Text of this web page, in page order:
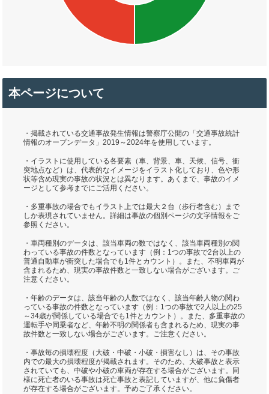
本ページについて
・掲載されている交通事故発生情報は警察庁公開の「交通事故統計
情報のオープンデータ」2019～2024年を使用しています。
・イラストに使用している各要素（車、背景、車、天候、信号、衝
突地点など）は、代表的なイメージをイラスト化しており、色や形
状等含め現実の事故の状況とは異なります。あくまで、事故のイメ
ージとして参考までにご活用ください。
・多重事故の場合でもイラスト上では最大２台（歩行者含む）まで
しか表現されていません。詳細は事故の個別ページの文字情報をご
参照ください。
・車両種別のデータは、該当車両の数ではなく、該当車両種別の関
わっている事故の件数となっています（例：1つの事故で2台以上の
普通自動車が衝突した場合でも1件とカウント）。また、不明車両が
含まれるため、現実の事故件数と一致しない場合がございます。ご
注意ください。
・年齢のデータは、該当年齢の人数ではなく、該当年齢人物の関わ
っている事故の件数となっています（例：1つの事故で2人以上の25
～34歳が関係している場合でも1件とカウント）。また、多重事故の
運転手や同乗者など、年齢不明の関係者も含まれるため、現実の事
故件数と一致しない場合がございます。ご注意ください。
・事故毎の損壊程度（大破・中破・小破・損害なし）は、その事故
内での最大の損壊程度が掲載されます。そのため、大破事故と表示
されていても、中破や小破の車両が存在する場合がございます。同
様に死亡者のいる事故は死亡事故と表記していますが、他に負傷者
が存在する場合がございます。予めご了承ください。